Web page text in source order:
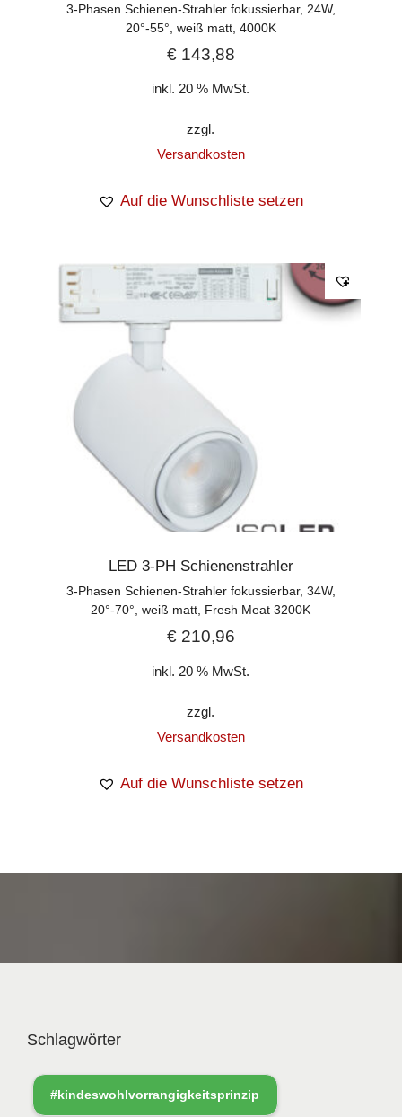
3-Phasen Schienen-Strahler fokussierbar, 24W,
20°-55°, weiß matt, 4000K
€143,88
inkl. 20 % MwSt.
zzgl.
Versandkosten
Auf die Wunschliste setzen
LED 3-PH Schienenstrahler
3-Phasen Schienen-Strahler fokussierbar, 34W,
20°-70°, weiß matt, Fresh Meat 3200K
€210,96
inkl. 20 % MwSt.
zzgl.
Versandkosten
Auf die Wunschliste setzen
Schlagwörter
#kindeswohlvorrangigkeitsprinzip